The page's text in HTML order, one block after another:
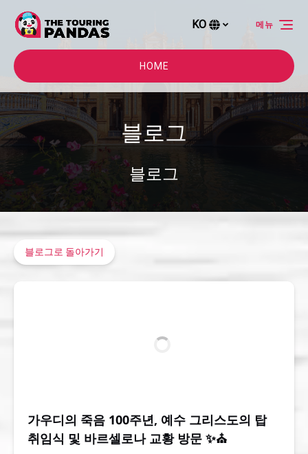
주 네비게이션으로 건너뛰기
콘텐츠로 건너뛰기
바닥글로 건너뛰기
하
언
어
를
KO
HOME
메뉴
블로그
블로그
블로그로 돌아가기
가우디의 죽음 100주년, 예수 그리스도의 탑
취임식 및 바르셀로나 교황 방문 ✨⛪